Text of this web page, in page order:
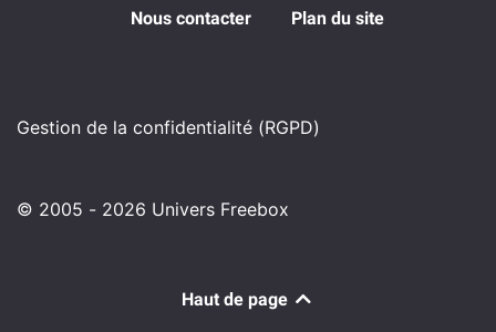
Nous contacter Plan du site
Gestion de la confidentialité (RGPD)
© 2005 - 2026 Univers Freebox
Haut de page